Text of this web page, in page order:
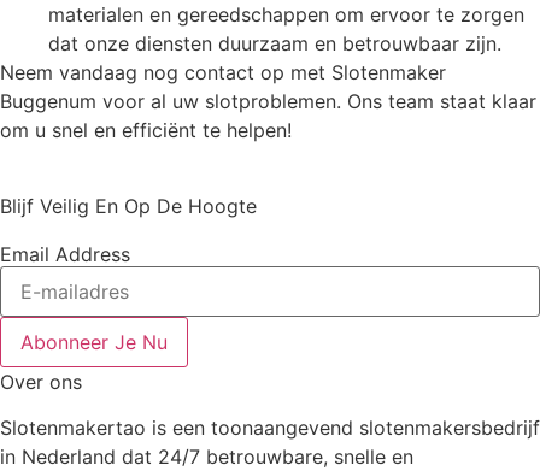
materialen en gereedschappen om ervoor te zorgen
dat onze diensten duurzaam en betrouwbaar zijn.
Neem vandaag nog contact op met Slotenmaker
Buggenum voor al uw slotproblemen. Ons team staat klaar
om u snel en efficiënt te helpen!
Blijf Veilig En Op De Hoogte
Email Address
Abonneer Je Nu
Over ons
Slotenmakertao is een toonaangevend slotenmakersbedrijf
in Nederland dat 24/7 betrouwbare, snelle en